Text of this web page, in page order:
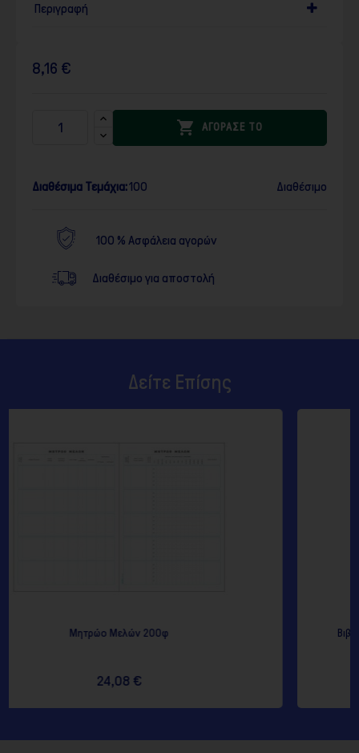
Περιγραφή
8,16 €
 ΑΓΟΡΑΣΕ ΤΟ
Διαθέσιμα Τεμάχια:100 Διαθέσιμο
100 % Ασφάλεια αγορών
Διαθέσιμο για αποστολή
Δείτε Επίσης
Βιβλίο Κίνησης Οχημάτων (ενοικιαζόμενα